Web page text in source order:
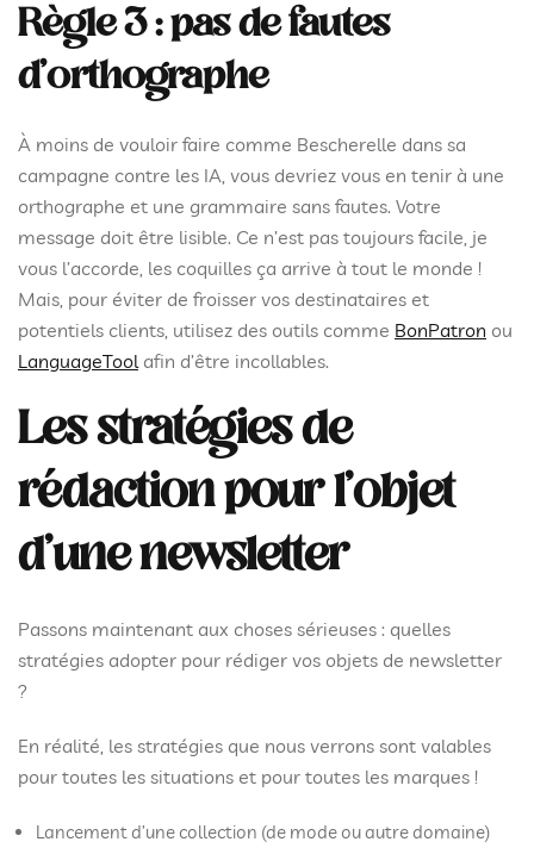
Règle 3 : pas de fautes
d’orthographe
À moins de vouloir faire comme Bescherelle dans sa
campagne contre les IA, vous devriez vous en tenir à une
orthographe et une grammaire sans fautes. Votre
message doit être lisible. Ce n’est pas toujours facile, je
vous l’accorde, les coquilles ça arrive à tout le monde !
Mais, pour éviter de froisser vos destinataires et
potentiels clients, utilisez des outils comme BonPatron ou
LanguageToolafin d’être incollables.
Les stratégies de
rédaction pour l’objet
d’une newsletter
Passons maintenant aux choses sérieuses : quelles
stratégies adopter pour rédiger vos objets de newsletter
?
En réalité, les stratégies que nous verrons sont valables
pour toutes les situations et pour toutes les marques !
Lancement d’une collection (de mode ou autre domaine)